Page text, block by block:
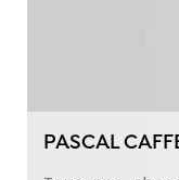
PASCAL